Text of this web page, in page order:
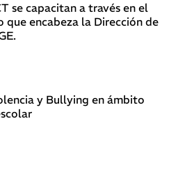
se capacitan a través en el
encabeza la Dirección de
y Bullying en ámbito